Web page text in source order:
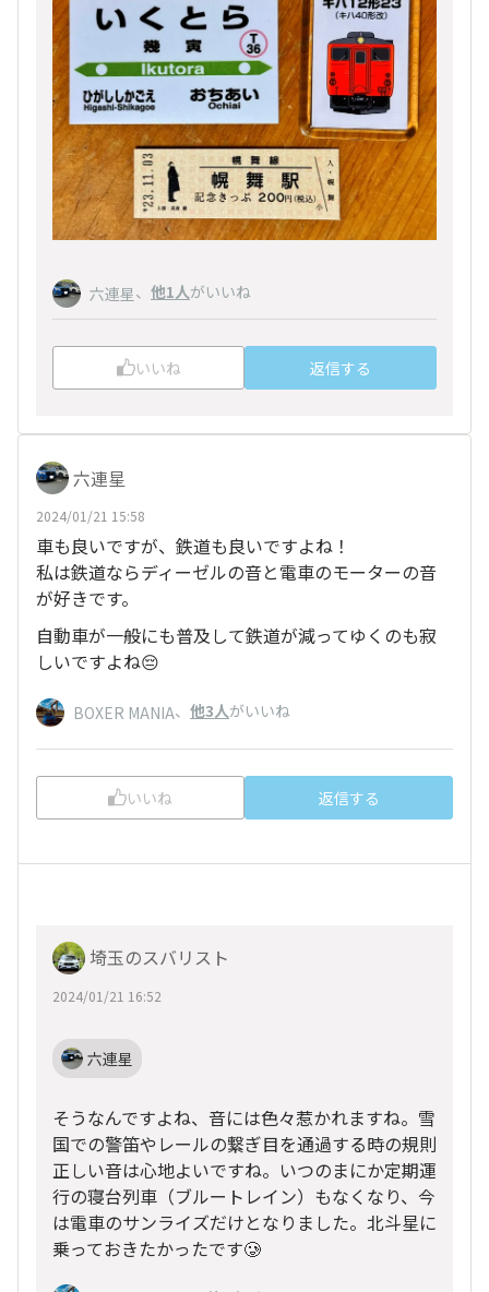
六連星、 他1人がいいね
いいね 返信する
六連星
2024/01/21 15:58
車も良いですが、鉄道も良いですよね！
私は鉄道ならディーゼルの音と電車のモーターの音
が好きです。
自動車が一般にも普及して鉄道が減ってゆくのも寂
しいですよね😔
BOXER MANIA、 他3人がいいね
いいね 返信する
埼玉のスバリスト
2024/01/21 16:52
六連星
そうなんですよね、音には色々惹かれますね。雪
国での警笛やレールの繋ぎ目を通過する時の規則
正しい音は心地よいですね。いつのまにか定期運
行の寝台列車（ブルートレイン）もなくなり、今
は電車のサンライズだけとなりました。北斗星に
乗っておきたかったです🥲